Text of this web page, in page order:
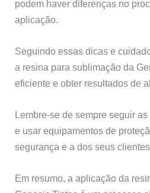
podem haver diferenças no
aplicação.
Seguindo essas dicas e
a resina para sublimação da
eficiente e obter resultados de
Lembre-se de sempre seguir
e usar equipamentos de
segurança e a dos seus
Em resumo, a aplicação da